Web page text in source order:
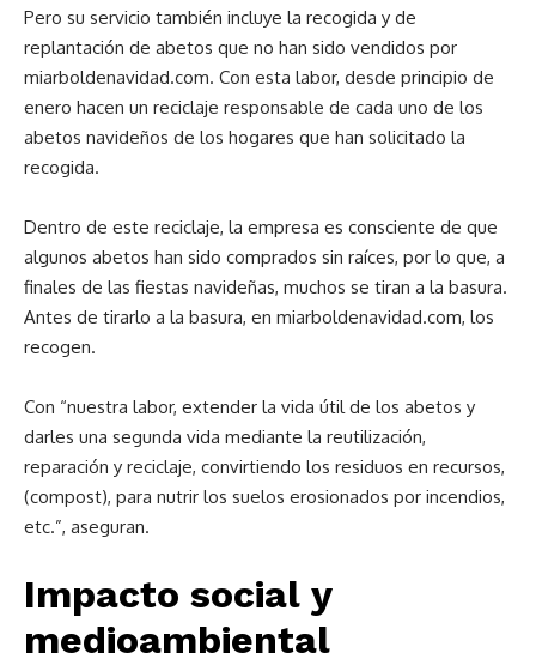
Pero su servicio también incluye la recogida y de
replantación de abetos que no han sido vendidos por
miarboldenavidad.com. Con esta labor, desde principio de
enero hacen un reciclaje responsable de cada uno de los
abetos navideños de los hogares que han solicitado la
recogida.
Dentro de este reciclaje, la empresa es consciente de que
algunos abetos han sido comprados sin raíces, por lo que, a
finales de las fiestas navideñas, muchos se tiran a la basura.
Antes de tirarlo a la basura, en miarboldenavidad.com, los
recogen.
Con “nuestra labor, extender la vida útil de los abetos y
darles una segunda vida mediante la reutilización,
reparación y reciclaje, convirtiendo los residuos en recursos,
(compost), para nutrir los suelos erosionados por incendios,
etc.”, aseguran.
Impacto social y
medioambiental